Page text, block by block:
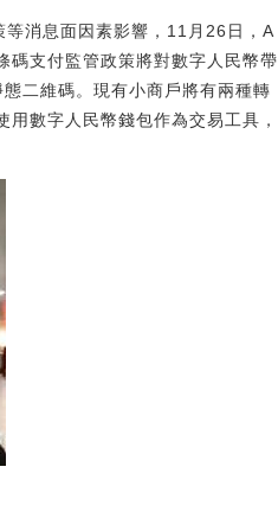
消息面因素影響，11月26日，A
碼支付監管政策將對數字人民幣帶
二維碼。現有小商戶將有兩種轉
數字人民幣錢包作為交易工具，